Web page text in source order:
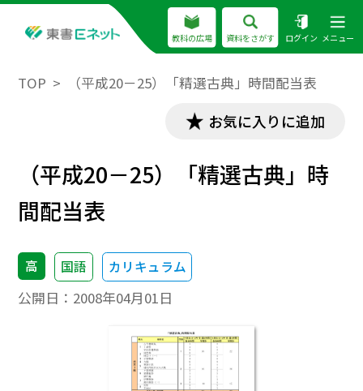
教科の広場 資料をさがす ログイン メニュー
TOP （平成20－25）「精選古典」時間配当表
お気に入りに追加
（平成20－25）「精選古典」時
間配当表
高 国語 カリキュラム
公開日： 2008年04月01日